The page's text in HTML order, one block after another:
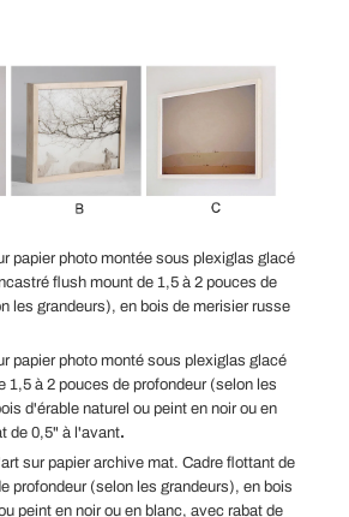
papier photo montée sous plexiglas glacé
flush mount de 1,5 à 2 pouces de
les grandeurs), en bois de merisier russe
papier photo monté sous plexiglas glacé
1,5 à 2 pouces de profondeur (selon les
d'érable naturel ou peint en noir ou en
de 0,5" à l'avant.
sur papier archive mat. Cadre flottant de
profondeur (selon les grandeurs), en bois
peint en noir ou en blanc, avec rabat de